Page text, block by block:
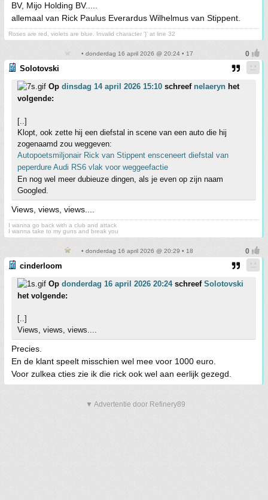
BV, Mijo Holding BV.....
allemaal van Rick Paulus Everardus Wilhelmus van Stippent.
Roses are red, violets are blue. Invalid character '}' at line 32
• donderdag 16 april 2026 @ 20:24 • 17
Solotovski
Op dinsdag 14 april 2026 15:10 schreef nelaeryn het
volgende:
[..]
Klopt, ook zette hij een diefstal in scene van een auto die hij
zogenaamd zou weggeven:
Autopoetsmiljonair Rick van Stippent ensceneert diefstal van
peperdure Audi RS6 vlak voor weggeefactie
En nog wel meer dubieuze dingen, als je even op zijn naam
Googled.
Views, views, views....
I wanna go back with a club and attack
I wanna take to my guns and break you
• donderdag 16 april 2026 @ 20:29 • 18
cinderloom
Op donderdag 16 april 2026 20:24schreef Solotovski
het volgende:
[..]
Views, views, views....
Precies.
En de klant speelt misschien wel mee voor 1000 euro.
Voor zulkea cties zie ik die rick ook wel aan eerlijk gezegd.
▼ Advertentie door Refinery89